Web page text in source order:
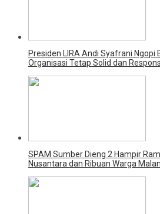
Presiden LIRA Andi Syafrani Ngopi
Organisasi Tetap Solid dan
SPAM Sumber Dieng 2 Hampir
Nusantara dan Ribuan Warga